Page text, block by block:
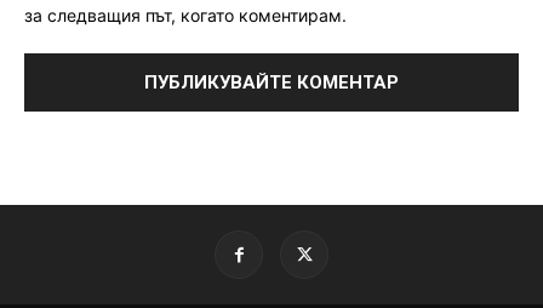
за следващия път, когато коментирам.